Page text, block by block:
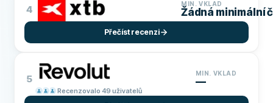
4 MIN. VKLAD
Žádná minimální
Přečíst recenzi
5
Recenzovalo 49 uživatelů
MIN. VKLAD
—